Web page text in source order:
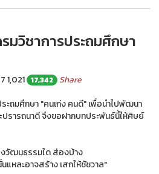
มวิชาการประถมศึกษา
1,021 17,342
Share
ะถมศึกษา "คนเก่ง คนดี" เพื่อนำไปพัฒนา
รารถนาดี จึงขอฝากบทประพันธ์นี้ให้ศิษย์
งวัฒนธรรมใด ส่องบ้าง
แหละอาจสร้าง เสกให้ชัชวาล"